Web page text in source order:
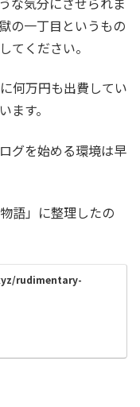
の一丁目というもの
てください。
何万円も出費してい
ます。
グを始める環境は早
語」に整理したの
rudimentary-